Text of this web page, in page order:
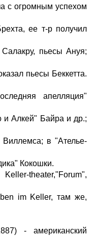
с огромным успехом
ее т-р получил
пьесы Ануя;
пьесы Беккетта.
апелляция"
и Алкей" Байра и др.;
в "Ателье-
Кокошки.
theater,"Forum",
im Keller, там же,
- американский